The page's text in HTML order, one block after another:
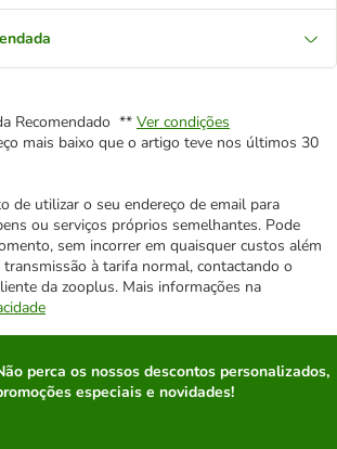
Recomendado ** Ver condições
mais baixo que o artigo teve nos últimos 30
de utilizar o seu endereço de email para
ou serviços próprios semelhantes. Pode
sem incorrer em quaisquer custos além
à tarifa normal, contactando o
da zooplus. Mais informações na
perca os nossos descontos personalizados,
especiais e novidades!